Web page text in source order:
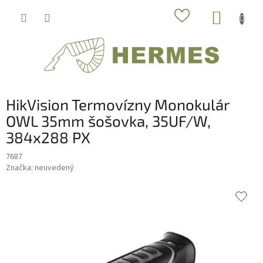
HikVision Termovízny Monokulár
OWL 35mm šošovka, 35UF/W,
384x288 PX
7687
Značka: neuvedený